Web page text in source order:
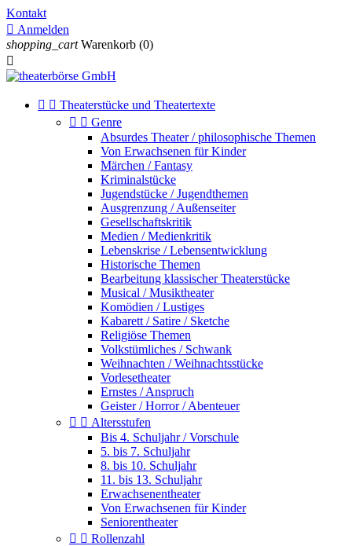
Kontakt
 Anmelden
shopping_cart Warenkorb (0)

  Theaterstücke und Theatertexte
  Genre
Absurdes Theater / philosophische Themen
Von Erwachsenen für Kinder
Märchen / Fantasy
Kriminalstücke
Jugendstücke / Jugendthemen
Ausgrenzung / Außenseiter
Gesellschaftskritik
Medien / Medienkritik
Lebenskrise / Lebensentwicklung
Historische Themen
Bearbeitung klassischer Theaterstücke
Musical / Musiktheater
Komödien / Lustiges
Kabarett / Satire / Sketche
Religiöse Themen
Volkstümliches / Schwank
Weihnachten / Weihnachtsstücke
Vorlesetheater
Ernstes / Anspruch
Geister / Horror / Abenteuer
  Altersstufen
Bis 4. Schuljahr / Vorschule
5. bis 7. Schuljahr
8. bis 10. Schuljahr
11. bis 13. Schuljahr
Erwachsenentheater
Von Erwachsenen für Kinder
Seniorentheater
  Rollenzahl